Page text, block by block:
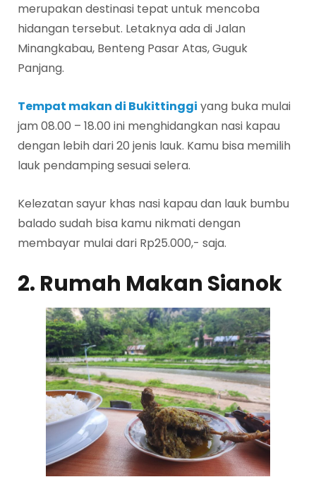
merupakan destinasi tepat untuk mencoba
hidangan tersebut. Letaknya ada di Jalan
Minangkabau, Benteng Pasar Atas, Guguk
Panjang.
Tempat makan di Bukittinggi yang buka mulai
jam 08.00 – 18.00 ini menghidangkan nasi kapau
dengan lebih dari 20 jenis lauk. Kamu bisa memilih
lauk pendamping sesuai selera.
Kelezatan sayur khas nasi kapau dan lauk bumbu
balado sudah bisa kamu nikmati dengan
membayar mulai dari Rp25.000,- saja.
2. Rumah Makan Sianok